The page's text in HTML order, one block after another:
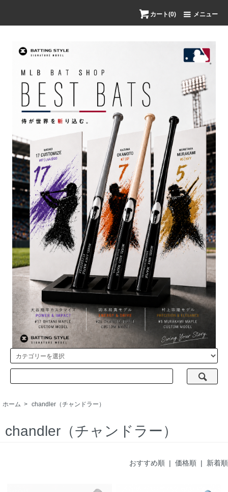
カート(0) メニュー
ホーム > chandler（チャンドラー）
chandler（チャンドラー）
おすすめ順 | 価格順 | 新着順